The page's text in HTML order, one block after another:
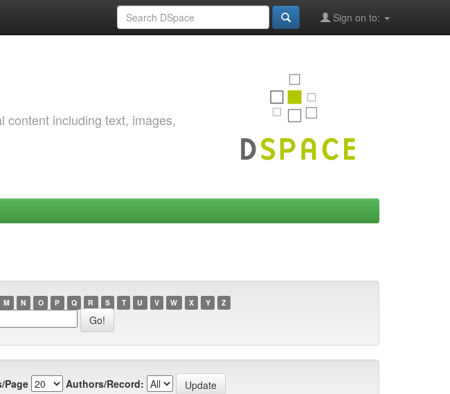
Sign on to:
content including text, images,
M N O P Q R S T U V W X Y Z
Page Authors/Record: